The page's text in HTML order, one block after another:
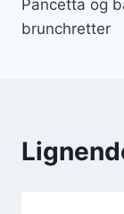
Pancetta og
brunchretter